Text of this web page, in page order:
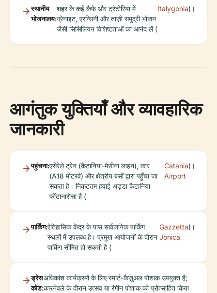
स्थानीय
भोजनालय:
शहर के कई कैफे और ट्रेटोरिया में
ग्रेनाइट, एरन्सिनी और ताज़ी समुद्री भोजन
जैसी सिसिलियन विशिष्टताओं का आनंद लें (
Italygonia)।
आगंतुक युक्तियाँ और व्यावहारिक
जानकारी
पहुंचना:एसेरेले ट्रेन (कैटानिया-मेसीना लाइन), कार
(A18 मोटरवे) और क्षेत्रीय बसों द्वारा पहुँचा जा
सकता है। निकटतम हवाई अड्डा कैटानिया
फोंटानारोसा है (
Catania
Airport
)।
पार्किंग:ऐतिहासिक केंद्र के पास सार्वजनिक पार्किंग
स्थलों में उपलब्ध है। प्रमुख आयोजनों के दौरान
पार्किंग सीमित हो सकती है (
Gazzetta
Jonica
)।
ड्रेस
कोड:
अधिकांश कार्यक्रमों के लिए स्मार्ट-कैज़ुअल पोशाक उपयुक्त है;
कारनेवले के दौरान उत्सव या रंगीन पोशाक को प्रोत्साहित किया